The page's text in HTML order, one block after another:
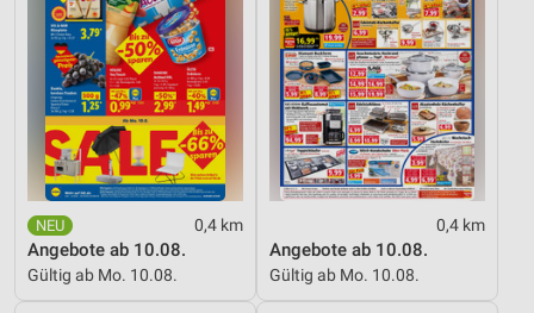
0,4 km
Angebote ab 10.08.
Gültig ab Mo. 10.08.
0,4 km
Angebote ab 10.08.
Gültig ab Mo. 10.08.
Messung der Performance von Inhalten
Analyse von Zielgruppen durch Statistiken oder
Kombinationen von Daten aus verschiedenen
Quellen
Entwicklung und Verbesserung der Angebote
Verwendung reduzierter Daten zur Auswahl von
Inhalten
IAB-Besonderheiten: